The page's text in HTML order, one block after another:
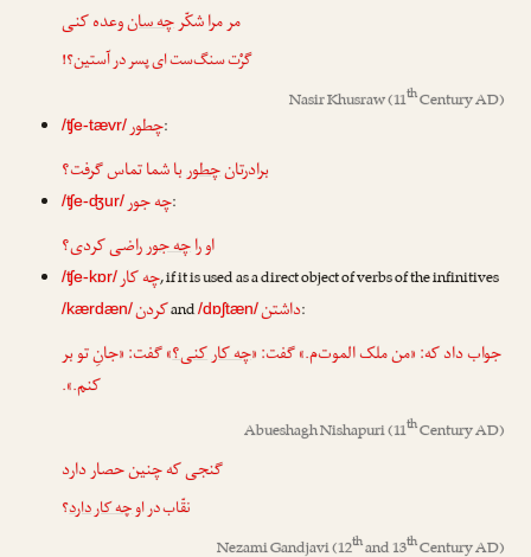
مر مرا شکّرچه سانوعده کنی
گرْت سنگ‌ست ای پسر در آستین؟!
Nasir Khusraw(11thCentury AD)
/ʧe-tævr/چطور:
برادرتانچطوربا شما تماس گرفت؟
/ʧe-ʤur/چه جور:
او راچه جورراضی کردی؟
/ʧe-kɒr/چه کار, if it is used as a direct object of verbs of the infinitives
/kærdæn/کردنand/dɒʃtæn/داشتن:
جواب داد که: «من ملک الموت‌م.» گفت: «چه کارکنی؟» گفت: «جانِ تو بر
کنم.».
Abueshagh Nishapuri(11thCentury AD)
گنجی که چنین حصار دارد
نقّاب در اوچه کاردارد؟
th th